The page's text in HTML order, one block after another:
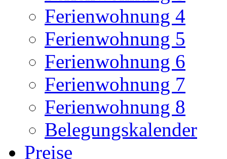
Ferienwohnung 4
Ferienwohnung 5
Ferienwohnung 6
Ferienwohnung 7
Ferienwohnung 8
Belegungskalender
Preise